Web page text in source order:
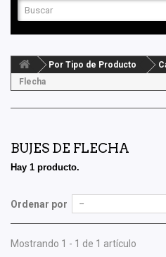
Por Tipo de Producto
Flecha
BUJES DE FLECHA
Hay 1 producto.
Ordenar por --
Mostrando 1 - 1 de 1 artículo